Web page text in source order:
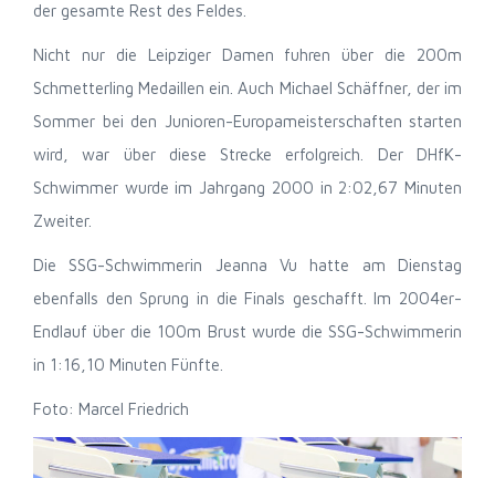
der gesamte Rest des Feldes.
Nicht nur die Leipziger Damen fuhren über die 200m
Schmetterling Medaillen ein. Auch Michael Schäffner, der im
Sommer bei den Junioren-Europameisterschaften starten
wird, war über diese Strecke erfolgreich. Der DHfK-
Schwimmer wurde im Jahrgang 2000 in 2:02,67 Minuten
Zweiter.
Die SSG-Schwimmerin Jeanna Vu hatte am Dienstag
ebenfalls den Sprung in die Finals geschafft. Im 2004er-
Endlauf über die 100m Brust wurde die SSG-Schwimmerin
in 1:16,10 Minuten Fünfte.
Foto: Marcel Friedrich